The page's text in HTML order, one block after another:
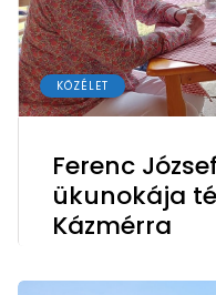
KÖZÉLET
Ferenc
ükunokája
Kázmérra